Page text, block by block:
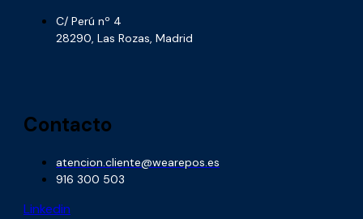
C/ Perú nº 4
28290, Las Rozas, Madrid
Contacto
atencion.cliente@wearepos.es
916 300 503
Linkedin